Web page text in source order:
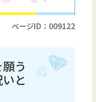
ページID：009122
う
と